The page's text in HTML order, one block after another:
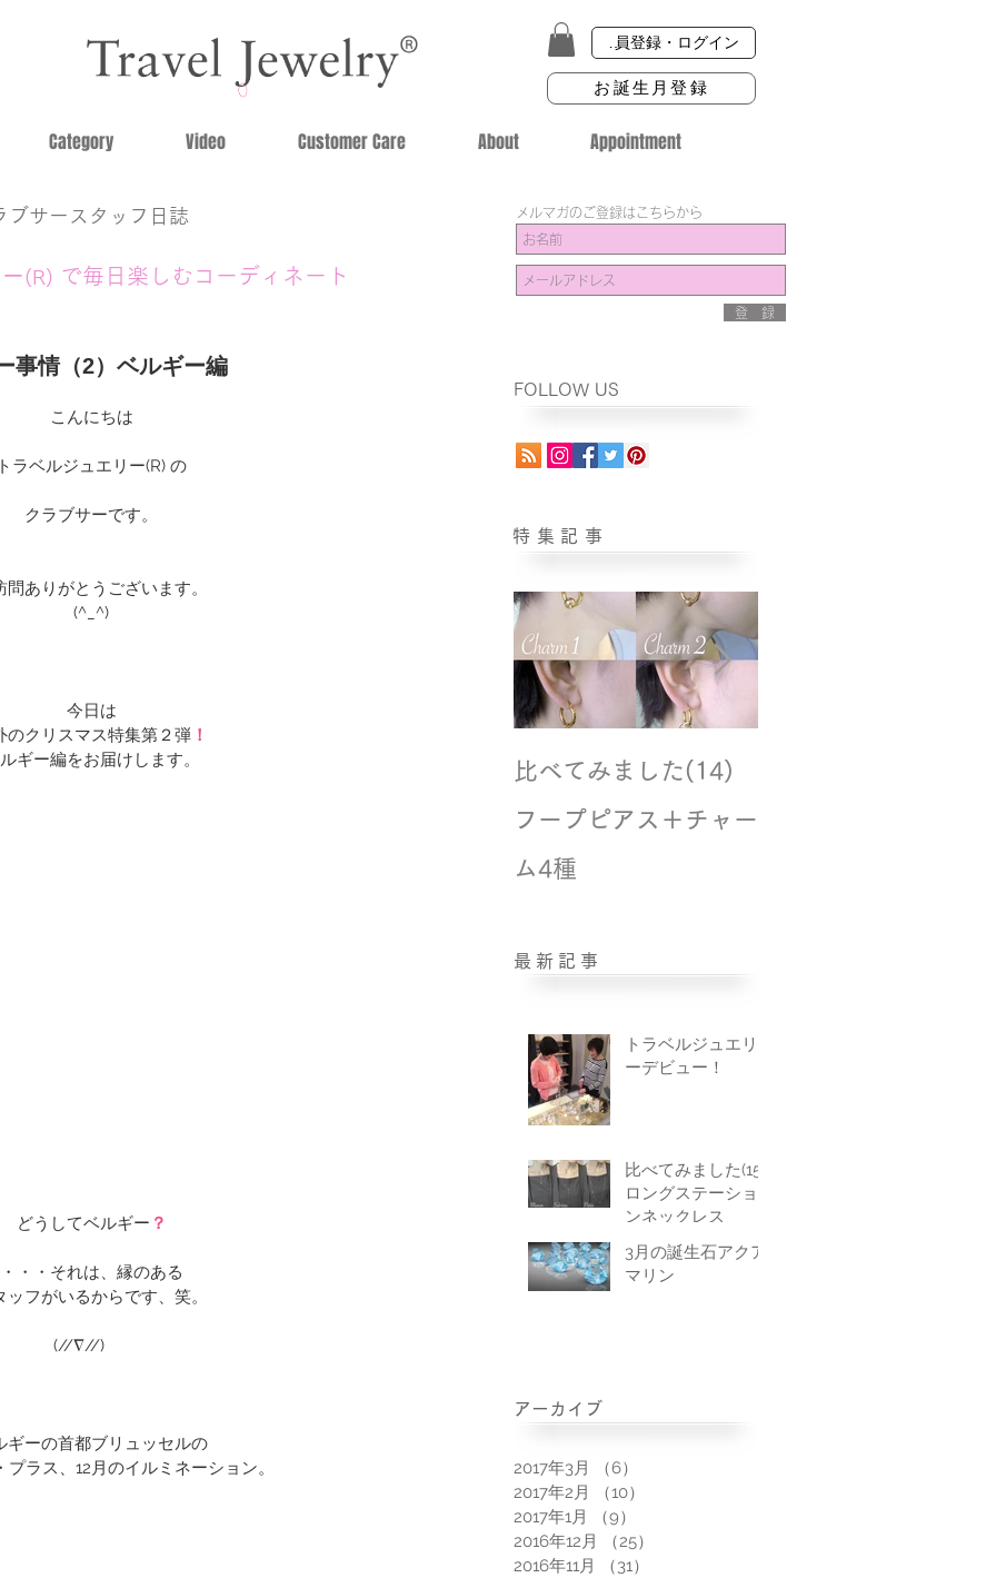
会員登録・ログイン
お誕生月登録
Category Video Customer Care About Appointment
ブサースタッフ日誌
(R) で毎日楽しむコーディネート
事情（2）ベルギー編
こんにちは
ラベルジュエリー(R) の
クラブサーです。
問ありがとうございます。
(^_^)
今日は
のクリスマス特集第２弾 ！
ギー編をお届けします。
どうしてベルギー ？
・・・それは、縁のある
ッフがいるからです、笑。
(//∇//) ゞ
ギーの首都ブリュッセルの
ラス、12月のイルミネーション。
メルマガのご登録はこちらから
登 録
FOLLOW US
特集記事
比べてみました(14)
フープピアス＋チャー
ム4種
最新記事
トラベルジュエリ
ーデビュー！
比べてみました(15)
ロングステーショ
ンネックレス
3月の誕生石アクア
マリン
アーカイブ
2017年3月 （6）
2017年2月
（10）
2017年1月
（9）
2016年12月
（25）
2016年11月
（31）